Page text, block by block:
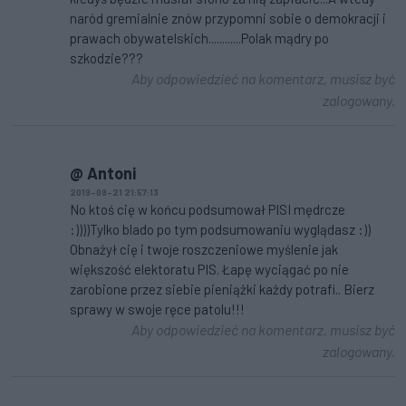
naród gremialnie znów przypomni sobie o demokracji i
prawach obywatelskich............Polak mądry po
szkodzie???
Aby odpowiedzieć na komentarz, musisz być
zalogowany.
@ Antoni
2019-09-21 21:57:13
No ktoś cię w końcu podsumował PISI mędrcze
:))))Tylko blado po tym podsumowaniu wyglądasz :))
Obnażył cię i twoje roszczeniowe myślenie jak
większość elektoratu PIS. Łapę wyciągać po nie
zarobione przez siebie pieniążki każdy potrafi.. Bierz
sprawy w swoje ręce patolu!!!
Aby odpowiedzieć na komentarz, musisz być
zalogowany.